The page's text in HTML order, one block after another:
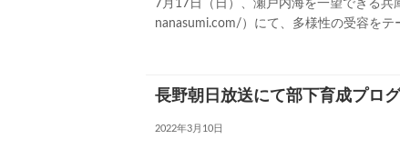
7月17日（日）、瀬戸内海を一望できる
nanasumi.com/）にて、多様性の受容を
長野朝日放送にて部下育成プロ
2022年3月10日